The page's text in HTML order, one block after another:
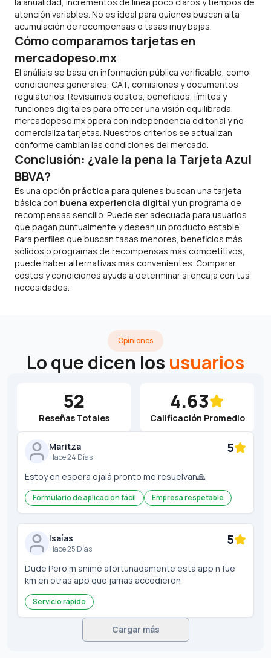
atención variables. No es ideal para quienes buscan alta
acumulación de recompensas o tasas muy bajas.
Cómo comparamos tarjetas en
mercadopeso.mx
El análisis se basa en información pública verificable, como
condiciones generales, CAT, comisiones y documentos
regulatorios. Revisamos costos, beneficios, límites y
funciones digitales para ofrecer una visión equilibrada.
mercadopeso.mx opera con independencia editorial y no
comercializa tarjetas. Nuestros criterios se actualizan
conforme cambian las condiciones del mercado.
Conclusión: ¿vale la pena la Tarjeta Azul
BBVA?
Es una opción práctica para quienes buscan una tarjeta
básica con buena experiencia digital y un programa de
recompensas sencillo. Puede ser adecuada para usuarios
que pagan puntualmente y desean un producto estable.
Para perfiles que buscan tasas menores, beneficios más
sólidos o programas de recompensas más competitivos,
puede haber alternativas más convenientes. Comparar
costos y condiciones ayuda a determinar si encaja con tus
necesidades.
Opiniones
Lo que dicen los usuarios
52
Reseñas Totales
4.63
Calificación Promedio
Maritza
Hace 24 Días
5
Estoy en espera ojalá pronto me resuelvan🙏
Formulario de aplicación fácil Empresa respetable
Isaías
Hace 25 Días
5
Dude Pero m animé afortunadamente está app n fue
km en otras app que jamás accedieron
Servicio rápido
Cargar más